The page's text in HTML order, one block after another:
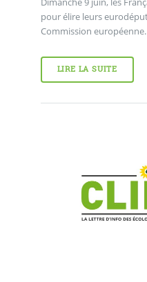
pour élire leurs
Commission
LIRE LA SUITE